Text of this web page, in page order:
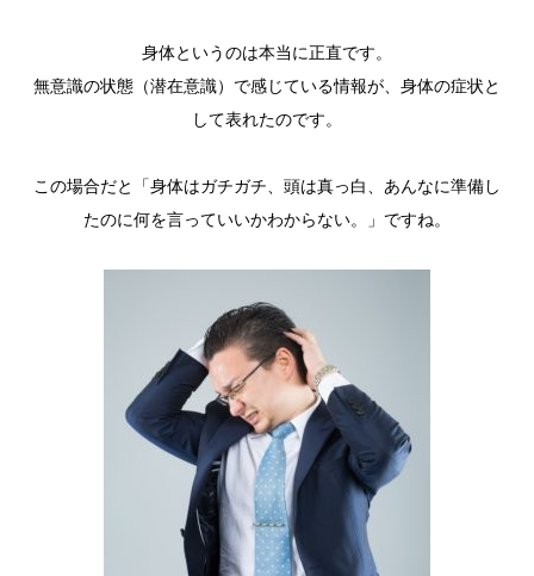
身体というのは本当に正直です。
無意識の状態（潜在意識）で感じている情報が、身体の症状と
して表れたのです。
この場合だと「身体はガチガチ、頭は真っ白、あんなに準備し
たのに何を言っていいかわからない。」ですね。